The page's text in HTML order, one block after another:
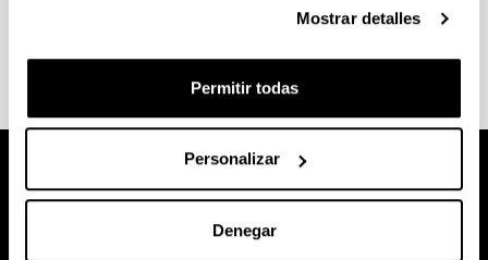
Mostrar detalles
Permitir todas
Personalizar
Denegar
prácticas obligatoriasque te